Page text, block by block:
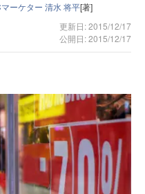
ーケター 清水 将平[著]
更新日: 2015/12/17
公開日: 2015/12/17